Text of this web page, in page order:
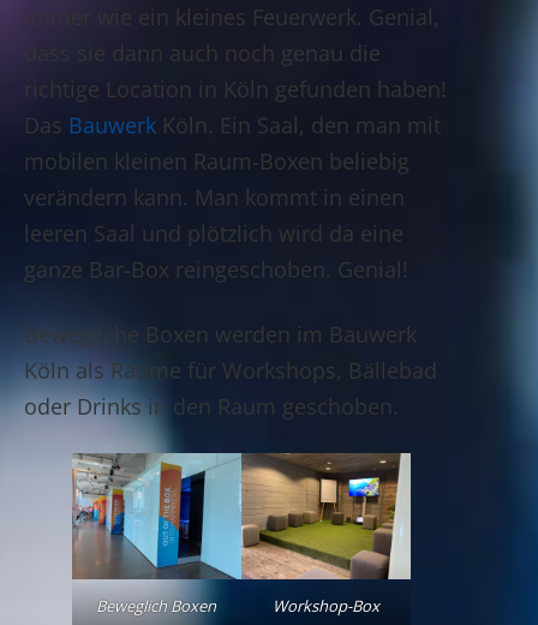
immer wie ein kleines Feuerwerk. Genial,
dass sie dann auch noch genau die
richtige Location in Köln gefunden haben!
Das Bauwerk Köln. Ein Saal, den man mit
mobilen kleinen Raum-Boxen beliebig
verändern kann. Man kommt in einen
leeren Saal und plötzlich wird da eine
ganze Bar-Box reingeschoben. Genial!
Bewegliche Boxen werden im Bauwerk
Köln als Räume für Workshops, Bällebad
oder Drinks in den Raum geschoben.
Beweglich Boxen Workshop-Box